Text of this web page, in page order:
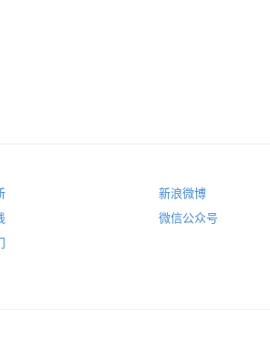
新浪微博
微信公众号